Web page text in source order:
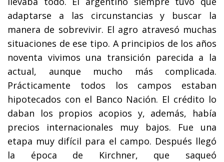
adaptarse a las circunstancias y buscar la
manera de sobrevivir. El agro atravesó muchas
situaciones de ese tipo. A principios de los años
noventa vivimos una transición parecida a la
actual, aunque mucho más complicada.
Prácticamente todos los campos estaban
hipotecados con el Banco Nación. El crédito lo
daban los propios acopios y, además, había
precios internacionales muy bajos. Fue una
etapa muy difícil para el campo. Después llegó
la época de Kirchner, que saqueó